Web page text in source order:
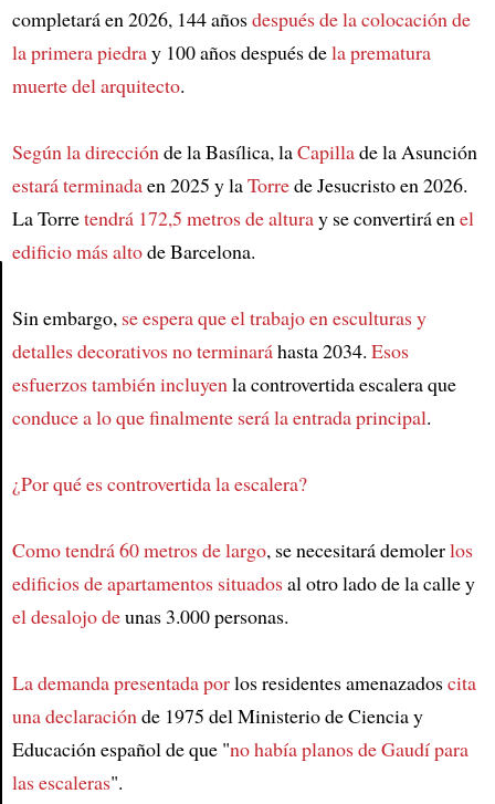
Article
completará en 2026, 144 añosdespués de la colocación de
la primera piedray 100 años después dela prematura
muerte del arquitecto.
Según la direcciónde la Basílica, laCapillade la Asunción
estará terminadaen 2025 y laTorrede Jesucristo en 2026.
La Torretendrá 172,5 metros de alturay se convertirá enel
edificio más altode Barcelona.
Sin embargo, se espera que el trabajo en esculturas y
detalles decorativos no terminaráhasta 2034. Esos
esfuerzos también incluyenla controvertida escalera que
conduce a lo que finalmente será la entrada principal.
¿Por qué es controvertida la escalera?
Como tendrá 60 metros de largo, se necesitará demolerlos
edificios de apartamentos situadosal otro lado de la calle y
el desalojo deunas 3.000 personas.
La demanda presentada porlos residentes amenazadoscita
una declaraciónde 1975 del Ministerio de Ciencia y
Educación español de que "no había planos de Gaudí para
las escaleras".